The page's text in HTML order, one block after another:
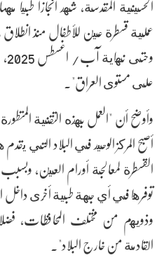
على مستوى العراق".
وأوضح أن "العمل بهذه التقنية
أصبح المركز الوحيد في البلاد التي
القسطرة لمعالجة أورام العين، وبسبب
توفرها في أي جهة طبية أخرى داخل
وذويهم من مختلف المحافظات،
القادمة من خارج البلاد".